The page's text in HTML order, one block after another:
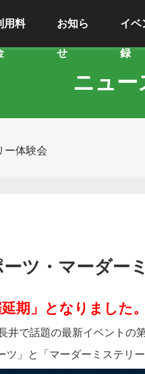
用料 お知ら
せ
イベ
録
ニュー
ー体験会
ツ・マーダー
期」となりました。
井で話題の最新イベントの
」と「マーダーミステリ